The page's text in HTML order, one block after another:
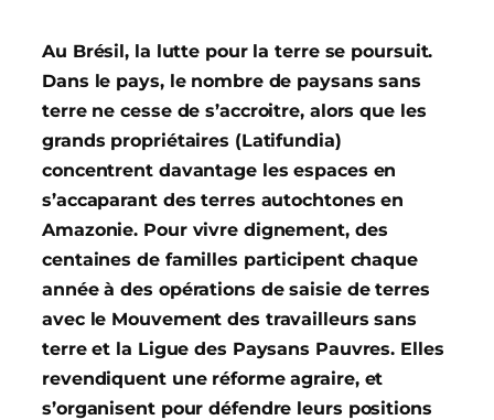
Au Brésil, la lutte pour la terre se poursuit.
Dans le pays, le nombre de paysans sans
terre ne cesse de s’accroitre, alors que les
grands propriétaires (Latifundia)
concentrent davantage les espaces en
s’accaparant des terres autochtones en
Amazonie. Pour vivre dignement, des
centaines de familles participent chaque
année à des opérations de saisie de terres
avec le Mouvement des travailleurs sans
terre et la Ligue des Paysans Pauvres. Elles
revendiquent une réforme agraire, et
s’organisent pour défendre leurs positions